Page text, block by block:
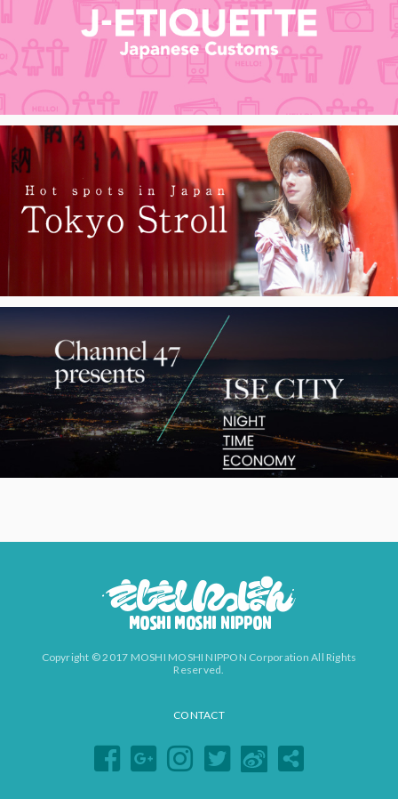
Copyright © 2017 MOSHI MOSHI NIPPON Corporation All Rights
Reserved.
CONTACT